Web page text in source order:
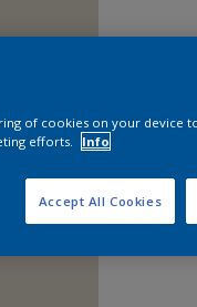
of cookies on your device
efforts.
Info
Accept All Cookies